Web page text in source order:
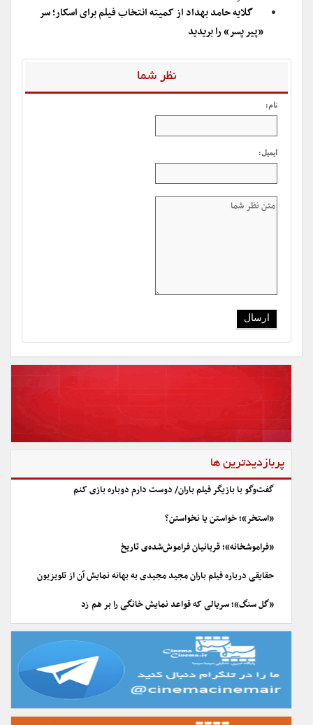
گلایه حامد بهداد از کمیته انتخاب فیلم برای اسکار؛ سر
«پیر پسر» را بریدید
نظر شما
نام:
ایمیل:
پربازدیدترین ها
گفت‌وگو با بازیگر فیلم باران/ دوست دارم دوباره بازی کنم
«استخر»؛ خواستن یا نخواستن؟
«فراموشخانه»؛ قربانیان فراموش‌شده‌ی تاریخ
حقایقی درباره فیلم باران مجید مجیدی به بهانه نمایش آن از تلویزیون
«گل سنگ»؛ سریالی که قواعد نمایش خانگی را بر هم زد